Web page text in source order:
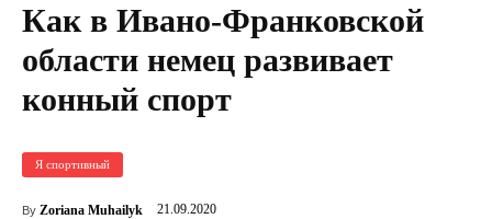
Как в Ивано-Франковской
области немец развивает
конный спорт
Я спортивный
By Zoriana Muhailyk 21.09.2020